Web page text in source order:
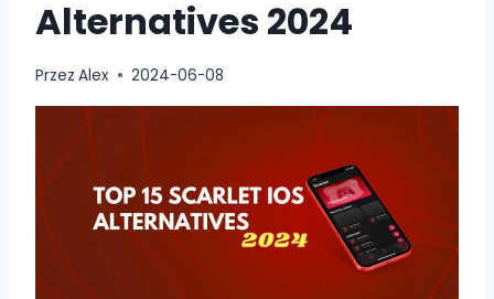
Alternatives 2024
Przez Alex 2024-06-08